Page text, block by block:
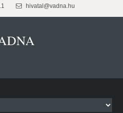
hivatal@vadna.hu